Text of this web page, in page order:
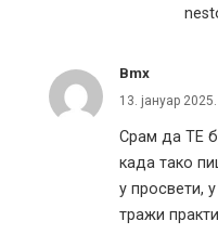
Bmx
13. јануар
Срам да ТЕ
када тако
у просвети,
тражи